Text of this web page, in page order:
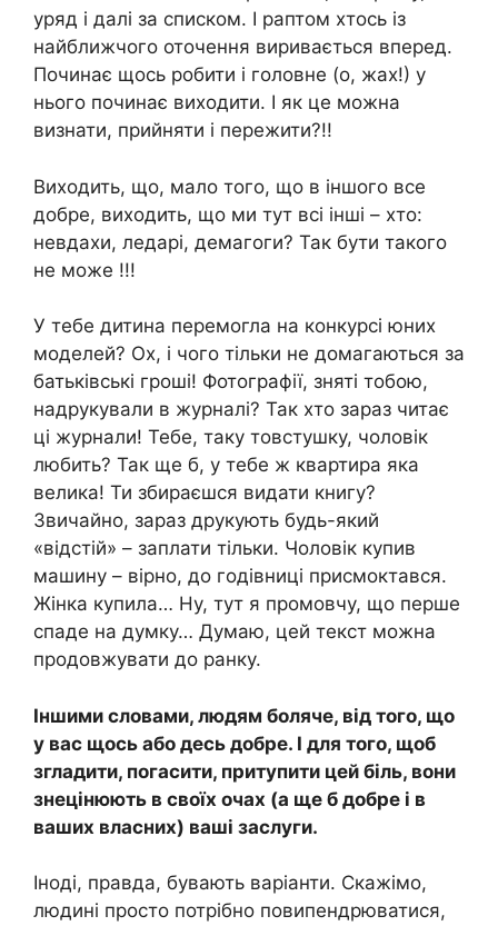
уряд і далі за списком. І раптом хтось із
найближчого оточення виривається вперед.
Починає щось робити і головне (о, жах!) у
нього починає виходити. І як це можна
визнати, прийняти і пережити?!!
Виходить, що, мало того, що в іншого все
добре, виходить, що ми тут всі інші – хто:
невдахи, ледарі, демагоги? Так бути такого
не може !!!
У тебе дитина перемогла на конкурсі юних
моделей? Ох, і чого тільки не домагаються за
батьківські гроші! Фотографії, зняті тобою,
надрукували в журналі? Так хто зараз читає
ці журнали! Тебе, таку товстушку, чоловік
любить? Так ще б, у тебе ж квартира яка
велика! Ти збираєшся видати книгу?
Звичайно, зараз друкують будь-який
«відстій» – заплати тільки. Чоловік купив
машину – вірно, до годівниці присмоктався.
Жінка купила… Ну, тут я промовчу, що перше
спаде на думку… Думаю, цей текст можна
продовжувати до ранку.
Іншими словами, людям боляче, від того, що
у вас щось або десь добре. І для того, щоб
згладити, погасити, притупити цей біль, вони
знецінюють в своїх очах (а ще б добре і в
ваших власних) ваші заслуги.
Іноді, правда, бувають варіанти. Скажімо,
людині просто потрібно повипендрюватися,